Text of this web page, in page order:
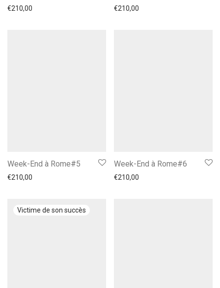
€210,00 €210,00
Week-End à Rome#5
€210,00
Week-End à Rome#6
€210,00